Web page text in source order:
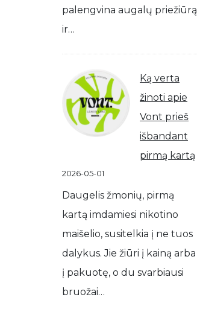
palengvina augalų priežiūrą
ir…
Ką verta
žinoti apie
Vont prieš
išbandant
pirmą kartą
2026-05-01
Daugelis žmonių, pirmą
kartą imdamiesi nikotino
maišelio, susitelkia į ne tuos
dalykus. Jie žiūri į kainą arba
į pakuotę, o du svarbiausi
bruožai…